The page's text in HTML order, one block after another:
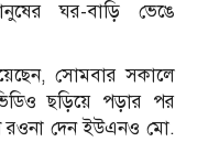
ঘর-বাড়ি ভেঙে
সোমবার সকালে
ছড়িয়ে পড়ার পর
রওনা দেন ইউএনও মো.